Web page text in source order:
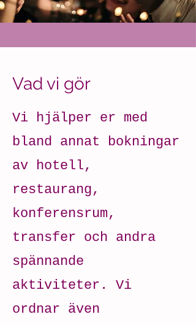
Vad vi gör
Vi hjälper er med
bland annat bokningar
av hotell,
restaurang,
konferensrum,
transfer och andra
spännande
aktiviteter. Vi
ordnar även